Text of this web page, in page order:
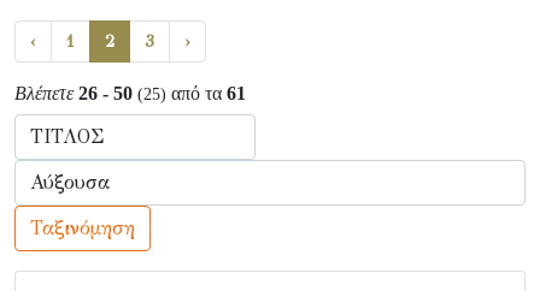
‹ 1 2 3 ›
Βλέπετε 26 - 50 (25) από τα 61
Ταξινόμηση